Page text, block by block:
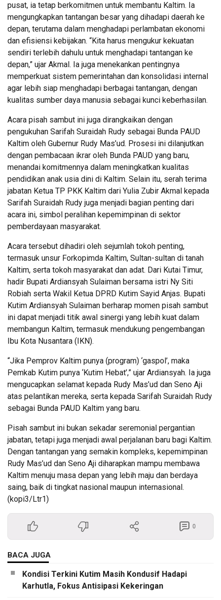
pusat, ia tetap berkomitmen untuk membantu Kaltim. Ia
mengungkapkan tantangan besar yang dihadapi daerah ke
depan, terutama dalam menghadapi perlambatan ekonomi
dan efisiensi kebijakan. “Kita harus mengukur kekuatan
sendiri terlebih dahulu untuk menghadapi tantangan ke
depan,” ujar Akmal. Ia juga menekankan pentingnya
memperkuat sistem pemerintahan dan konsolidasi internal
agar lebih siap menghadapi berbagai tantangan, dengan
kualitas sumber daya manusia sebagai kunci keberhasilan.
Acara pisah sambut ini juga dirangkaikan dengan
pengukuhan Sarifah Suraidah Rudy sebagai Bunda PAUD
Kaltim oleh Gubernur Rudy Mas’ud. Prosesi ini dilanjutkan
dengan pembacaan ikrar oleh Bunda PAUD yang baru,
menandai komitmennya dalam meningkatkan kualitas
pendidikan anak usia dini di Kaltim. Selain itu, serah terima
jabatan Ketua TP PKK Kaltim dari Yulia Zubir Akmal kepada
Sarifah Suraidah Rudy juga menjadi bagian penting dari
acara ini, simbol peralihan kepemimpinan di sektor
pemberdayaan masyarakat.
Acara tersebut dihadiri oleh sejumlah tokoh penting,
termasuk unsur Forkopimda Kaltim, Sultan-sultan di tanah
Kaltim, serta tokoh masyarakat dan adat. Dari Kutai Timur,
hadir Bupati Ardiansyah Sulaiman bersama istri Ny Siti
Robiah serta Wakil Ketua DPRD Kutim Sayid Anjas. Bupati
Kutim Ardiansyah Sulaiman berharap momen pisah sambut
ini dapat menjadi titik awal sinergi yang lebih kuat dalam
membangun Kaltim, termasuk mendukung pengembangan
Ibu Kota Nusantara (IKN).
“Jika Pemprov Kaltim punya (program) ‘gaspol’, maka
Pemkab Kutim punya ‘Kutim Hebat’,” ujar Ardiansyah. Ia juga
mengucapkan selamat kepada Rudy Mas’ud dan Seno Aji
atas pelantikan mereka, serta kepada Sarifah Suraidah Rudy
sebagai Bunda PAUD Kaltim yang baru.
Pisah sambut ini bukan sekadar seremonial pergantian
jabatan, tetapi juga menjadi awal perjalanan baru bagi Kaltim.
Dengan tantangan yang semakin kompleks, kepemimpinan
Rudy Mas’ud dan Seno Aji diharapkan mampu membawa
Kaltim menuju masa depan yang lebih maju dan berdaya
saing, baik di tingkat nasional maupun internasional.
(kopi3/Ltr1)
0
BACA JUGA
Kondisi Terkini Kutim Masih Kondusif Hadapi
Karhutla, Fokus Antisipasi Kekeringan